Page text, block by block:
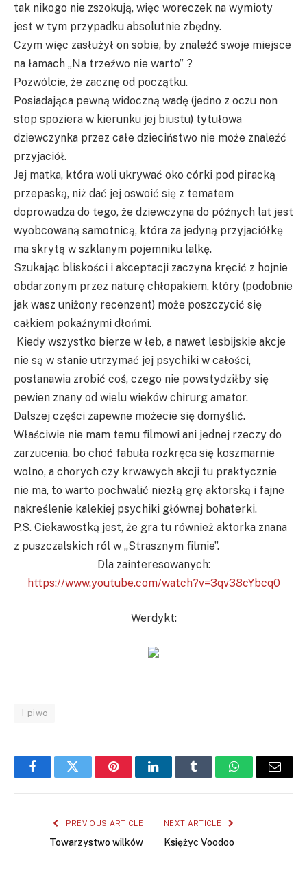
tak nikogo nie zszokują, więc woreczek na wymioty
jest w tym przypadku absolutnie zbędny.
Czym więc zasłużył on sobie, by znaleźć swoje miejsce
na łamach „Na trzeźwo nie warto” ?
Pozwólcie, że zacznę od początku.
Posiadająca pewną widoczną wadę (jedno z oczu non
stop spoziera w kierunku jej biustu) tytułowa
dziewczynka przez całe dzieciństwo nie może znaleźć
przyjaciół.
Jej matka, która woli ukrywać oko córki pod piracką
przepaską, niż dać jej oswoić się z tematem
doprowadza do tego, że dziewczyna do późnych lat jest
wyobcowaną samotnicą, która za jedyną przyjaciółkę
ma skrytą w szklanym pojemniku lalkę.
Szukając bliskości i akceptacji zaczyna kręcić z hojnie
obdarzonym przez naturę chłopakiem, który (podobnie
jak wasz uniżony recenzent) może poszczycić się
całkiem pokaźnymi dłońmi.
Kiedy wszystko bierze w łeb, a nawet lesbijskie akcje
nie są w stanie utrzymać jej psychiki w całości,
postanawia zrobić coś, czego nie powstydziłby się
pewien znany od wielu wieków chirurg amator.
Dalszej części zapewne możecie się domyślić.
Właściwie nie mam temu filmowi ani jednej rzeczy do
zarzucenia, bo choć fabuła rozkręca się koszmarnie
wolno, a chorych czy krwawych akcji tu praktycznie
nie ma, to warto pochwalić niezłą grę aktorską i fajne
nakreślenie kalekiej psychiki głównej bohaterki.
P.S. Ciekawostką jest, że gra tu również aktorka znana
z puszczalskich ról w „Strasznym filmie”.
Dla zainteresowanych:
https://www.youtube.com/watch?v=3qv38cYbcq0
Werdykt:
1 piwo
FacebookTwitter PinterestLinkedInTumblr WhatsAppEmail
PREVIOUS ARTICLE
Towarzystwo wilków
NEXT ARTICLE
Księżyc Voodoo